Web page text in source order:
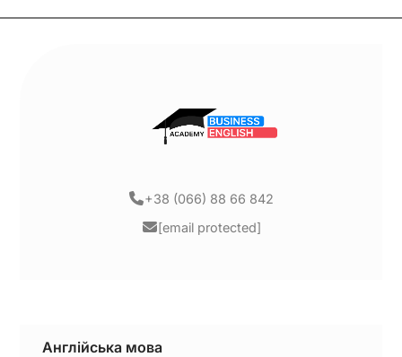
+38 (066) 88 66 842
[email protected]
Англійська мова